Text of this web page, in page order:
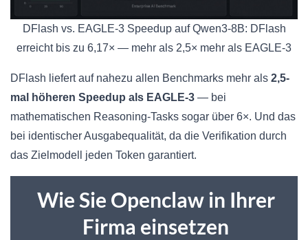
DFlash vs. EAGLE-3 Speedup auf Qwen3-8B: DFlash
erreicht bis zu 6,17× — mehr als 2,5× mehr als EAGLE-3
DFlash liefert auf nahezu allen Benchmarks mehr als 2,5-
mal höheren Speedup als EAGLE-3 — bei
mathematischen Reasoning-Tasks sogar über 6×. Und das
bei identischer Ausgabequalität, da die Verifikation durch
das Zielmodell jeden Token garantiert.